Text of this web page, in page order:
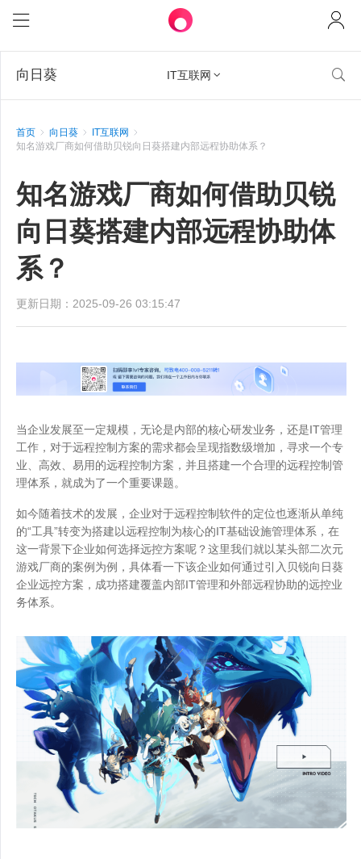
向日葵 IT互联网  
首页 向日葵
IT互联网
知名游戏厂商如何借助贝锐向日葵搭建内部远程协助体系？
知名游戏厂商如何借助贝锐
向日葵搭建内部远程协助体
系？
更新日期：2025-09-26 03:15:47
当企业发展至一定规模，无论是内部的核心研发业务，还是IT管理
工作，对于远程控制方案的需求都会呈现指数级增加，寻求一个专
业、高效、易用的远程控制方案，并且搭建一个合理的远程控制管
理体系，就成为了一个重要课题。
如今随着技术的发展，企业对于远程控制软件的定位也逐渐从单纯
的“工具”转变为搭建以远程控制为核心的IT基础设施管理体系，在
这一背景下企业如何选择远控方案呢？这里我们就以某头部二次元
游戏厂商的案例为例，具体看一下该企业如何通过引入贝锐向日葵
企业远控方案，成功搭建覆盖内部IT管理和外部远程协助的远控业
务体系。